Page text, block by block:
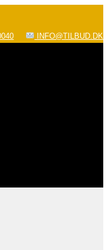
INFO@TILBUD.DK